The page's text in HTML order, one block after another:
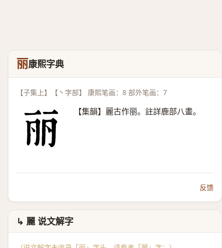
丽康熙字典
【子集上】【丶字部】 康熙笔画：8 部外笔画：7
【集韻】麗古作丽。註詳鹿部八畫。
反馈
↳ 麗 说文解字